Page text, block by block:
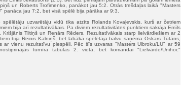
un Roberts Trofimenko, panākot jau 5:2. Otrās trešdaļas laikā "Masters
panāca jau 7:2, bet visā spēlē bija pārāka ar 9:3.
spēlētāju uzvarētāju vidū tika atzīts Rolands Kovaļevskis, kurš ar četriem
bija arī rezultatīvākais. Pa diviem rezultativitātes punktiem sakrāja Emīls
Krišjānis Tiltiņš un Renārs Rēders. Rezultatīvākais starp lielvārdiešiem ar 2
bija Reinis Kalniņš, bet labākā spēlētāja balvu saņēma Oskars Tūtāns,
ar vienu rezultatīvu piespēli. Pēc šīs uzvaras "Masters Ulbroku/LU" ar 59
turnīra tabulas 2. vietā, bet komandai "Lielvārde/Unihoc"